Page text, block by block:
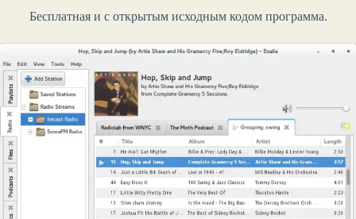
Бесплатная и с открытым исходным кодом программа.